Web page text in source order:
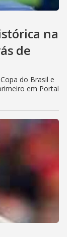
na
de
do Brasil e
em Portal